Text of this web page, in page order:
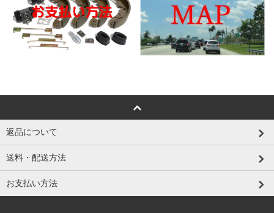
返品について
送料・配送方法
お支払い方法